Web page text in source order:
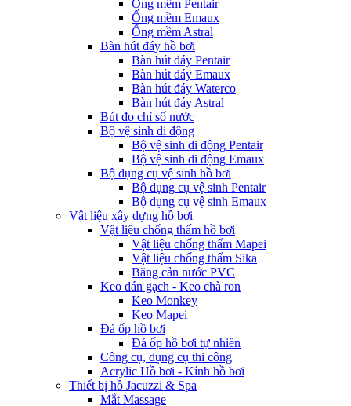
Ống mềm Pentair
Ống mềm Emaux
Ống mềm Astral
Bàn hút đáy hồ bơi
Bàn hút đáy Pentair
Bàn hút đáy Emaux
Bàn hút đáy Waterco
Bàn hút đáy Astral
Bút đo chỉ số nước
Bộ vệ sinh di động
Bộ vệ sinh di động Pentair
Bộ vệ sinh di động Emaux
Bộ dụng cụ vệ sinh hồ bơi
Bộ dụng cụ vệ sinh Pentair
Bộ dụng cụ vệ sinh Emaux
Vật liệu xây dựng hồ bơi
Vật liệu chống thấm hồ bơi
Vật liệu chống thấm Mapei
Vật liệu chống thấm Sika
Băng cản nước PVC
Keo dán gạch - Keo chà ron
Keo Monkey
Keo Mapei
Đá ốp hồ bơi
Đá ốp hồ bơi tự nhiên
Công cụ, dụng cụ thi công
Acrylic Hồ bơi - Kính hồ bơi
Thiết bị hồ Jacuzzi & Spa
Mắt Massage